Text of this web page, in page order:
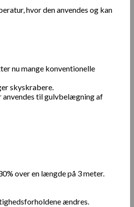
hvor den anvendes og kan
nu mange konventionelle
skyskrabere.
til gulvbelægning af
over en længde på 3 meter.
ændres.